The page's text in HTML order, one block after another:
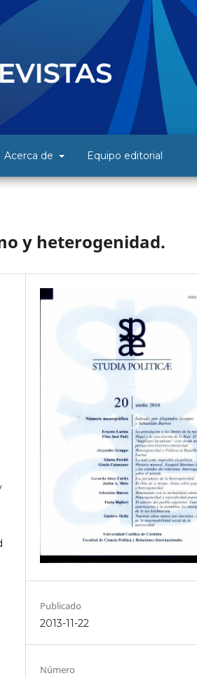
Acerca de Equipo editorial
y heterogenidad.
Publicado
2013-11-22
Número